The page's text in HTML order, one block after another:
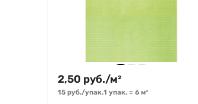
2,50 руб./м²
15 руб./упак.1 упак. = 6 м²